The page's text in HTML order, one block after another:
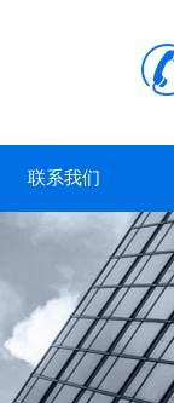
联系我们